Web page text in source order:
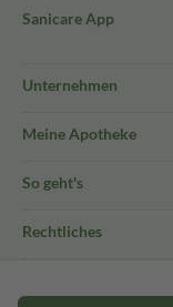
Sanicare App
Unternehmen
Meine Apotheke
So geht's
Rechtliches